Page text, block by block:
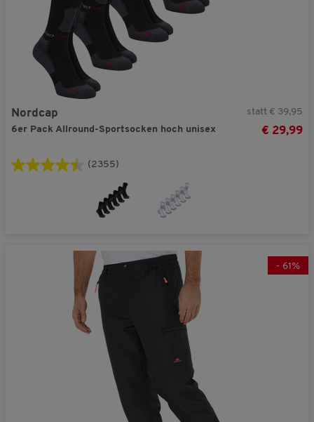
Nordcap
6er Pack Allround-Sportsocken hoch unisex
statt € 39,95
€ 29,99
(2355)
- 61%